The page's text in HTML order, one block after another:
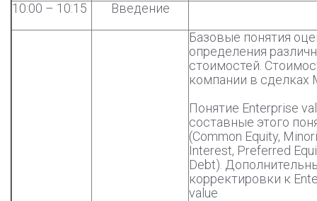
10:00 – 10:15
Введение
Базовые понятия
определения
стоимостей.
компании в сделках
Понятие Enterprise
составные этого
(Common Equity,
Interest, Preferred
Debt).
корректировки к
value